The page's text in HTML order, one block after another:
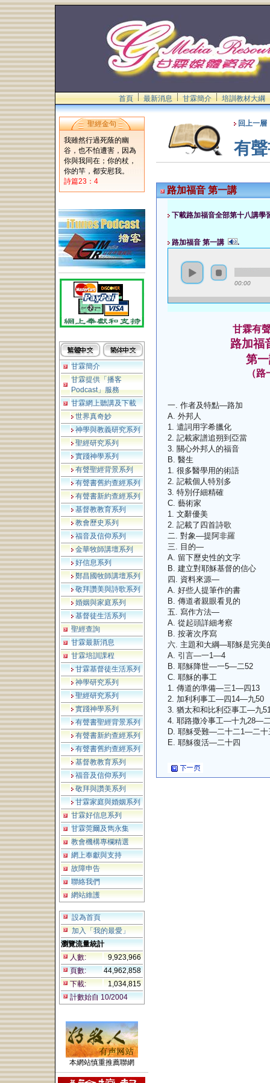
首頁 最新消息 甘霖簡介 培訓教材大綱
聖經金句
我雖然行過死蔭的幽
谷，也不怕遭害，因為
你與我同在；你的杖，
你的竿，都安慰我。
詩篇23：4
甘霖簡介
甘霖提供「播客
Podcast」服務
甘霖網上聽講及下載
世界真奇妙
神學與教義研究系列
聖經研究系列
實踐神學系列
有聲聖經背景系列
有聲書舊約查經系列
有聲書新約查經系列
基督教教育系列
教會歷史系列
福音及信仰系列
金華牧師講壇系列
好信息系列
鄭昌國牧師講壇系列
敬拜讚美與詩歌系列
婚姻與家庭系列
基督徒生活系列
聖經查詢
甘霖最新消息
甘霖培訓課程
甘霖基督徒生活系列
神學研究系列
聖經研究系列
實踐神學系列
有聲書聖經背景系列
有聲書新約查經系列
有聲書舊約查經系列
基督教教育系列
福音及信仰系列
敬拜與讚美系列
甘霖家庭與婚姻系列
甘霖好信息系列
甘霖莞爾及雋永集
教會機構專欄精選
網上奉獻與支持
故障申告
聯絡我們
網站維護
設為首頁
加入「我的最愛」
瀏覽流量統計
人數:
9,923,966
頁數:
44,962,858
下載:
1,034,815
計數始自 10/2004
本網站慎重推薦聯網
回上一層
有
路加福音 第一講
下載路加福音全部第十八講
路加福音 第一講 .
00:00
甘霖有
路加福
第
（
一. 作者及特點—路加
A. 外邦人
1. 遣詞用字希臘化
2. 記載家譜追朔到亞當
3. 關心外邦人的福音
B. 醫生
1. 很多醫學用的術語
2. 記載個人特別多
3. 特別仔細精確
C. 藝術家
1. 文辭優美
2. 記載了四首詩歌
二. 對象—提阿非羅
三. 目的—
A. 留下歷史性的文字
B. 建立對耶穌基督的信心
四. 資料來源—
A. 好些人提筆作的書
B. 傳道者親眼看見的
五. 寫作方法—
A. 從起頭詳細考察
B. 按著次序寫
六. 主題和大綱—耶穌是完美
A. 引言—一1—4
B. 耶穌降世—一5—二52
C. 耶穌的事工
1. 傳道的準備—三1—四13
2. 加利利事工—四14—九50
3. 猶太和和比利亞事工—九
4. 耶路撒冷事工—十九28—
D. 耶穌受難—二十二1—二十
E. 耶穌復活—二十四